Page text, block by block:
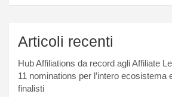
Articoli recenti
Hub Affiliations da record agli Affiliate
11 nominations per l’intero ecosistema
finalisti